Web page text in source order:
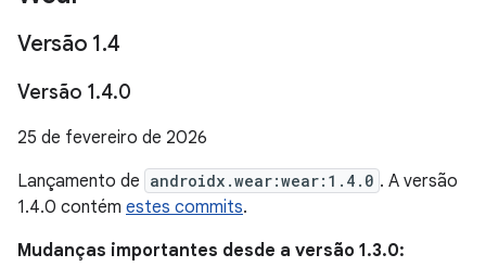
Versão 1.4
Versão 1.4.0
25 de fevereiro de 2026
Lançamento de androidx.wear:wear:1.4.0 . A versão
1.4.0 contém estes commits.
Mudanças importantes desde a versão 1.3.0: